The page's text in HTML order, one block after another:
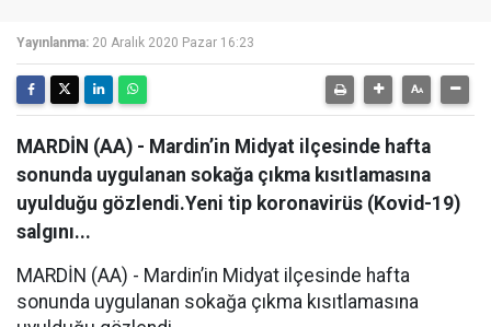
Yayınlanma: 20 Aralık 2020 Pazar 16:23
MARDİN (AA) - Mardin’in Midyat ilçesinde hafta
sonunda uygulanan sokağa çıkma kısıtlamasına
uyulduğu gözlendi.Yeni tip koronavirüs (Kovid-19)
salgını...
MARDİN (AA) - Mardin’in Midyat ilçesinde hafta
sonunda uygulanan sokağa çıkma kısıtlamasına